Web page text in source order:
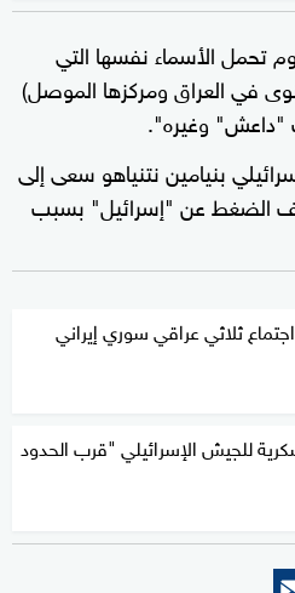
تحمل الأسماء نفسها التي
في العراق ومركزها الموصل)
"داعش" وغيره".
بنيامين نتنياهو سعى إلى
الضغط عن "إسرائيل" بسبب
ثلاثي عراقي سوري إيراني
للجيش الإسرائيلي "قرب الحدود